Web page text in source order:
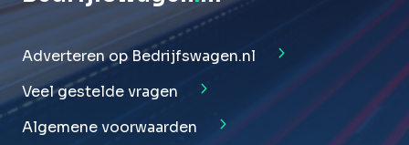
Adverteren op Bedrijfswagen.nl
Veel gestelde vragen
Algemene voorwaarden